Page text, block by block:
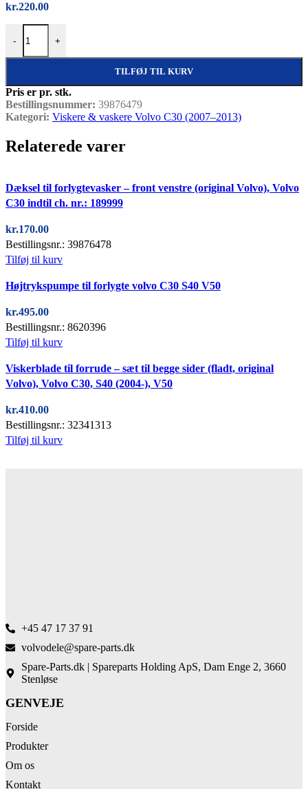
kr.220.00
-
Dæksel til forlygtevasker – foran højre (original Volvo), Volvo C30
+
TILFØJ TIL KURV
Pris er pr. stk.
Bestillingsnummer: 39876479
Kategori: Viskere & vaskere Volvo C30 (2007–2013)
Relaterede varer
Dæksel til forlygtevasker – front venstre (original Volvo), Volvo
C30 indtil ch. nr.: 189999
kr.170.00
Bestillingsnr.: 39876478
Tilføj til kurv
Højtrykspumpe til forlygte volvo C30 S40 V50
kr.495.00
Bestillingsnr.: 8620396
Tilføj til kurv
Viskerblade til forrude – sæt til begge sider (fladt, original
Volvo), Volvo C30, S40 (2004-), V50
kr.410.00
Bestillingsnr.: 32341313
Tilføj til kurv
+45 47 17 37 91
volvodele@spare-parts.dk
Spare-Parts.dk | Spareparts Holding ApS, Dam Enge 2, 3660
Stenløse
GENVEJE
Forside
Produkter
Om os
Kontakt